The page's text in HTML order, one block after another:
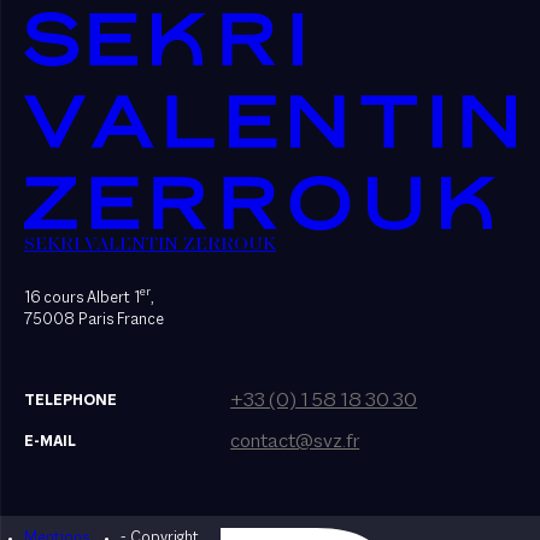
SEKRI VALENTIN ZERROUK
16 cours Albert 1er,
75008 Paris France
TELEPHONE +33 (0) 1 58 18 30 30
E-MAIL contact@svz.fr